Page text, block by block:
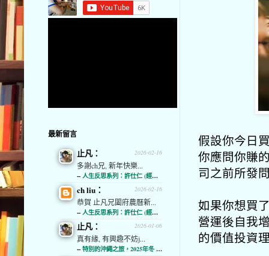
假設你今日
你應問你賺
司之前所發
如果你想買
營運後自我
的價值投資
最新留言
2026-02-16
止凡：
多謝ch兄, 新年快樂...
-- 人生反思系列：許仕仁 (經濟通)
2026-02-16
ch liu：
恭賀 止凡兄闔府農曆新...
-- 人生反思系列：許仕仁 (經濟通)
2026-01-06
止凡：
真有緣, 有興趣不妨j...
-- 特別的沖繩之旅，2025年冬 (經濟通)